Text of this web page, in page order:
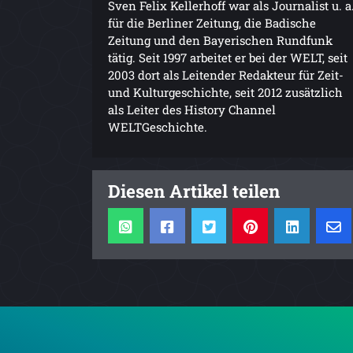
Sven Felix Kellerhoff war als Journalist u.
für die Berliner Zeitung, die Badische
Zeitung und den Bayerischen Rundfunk
tätig. Seit 1997 arbeitet er bei der WELT, seit
2003 dort als Leitender Redakteur für Zeit-
und Kulturgeschichte, seit 2012 zusätzlich
als Leiter des History Channel
WELTGeschichte.
Diesen Artikel teilen